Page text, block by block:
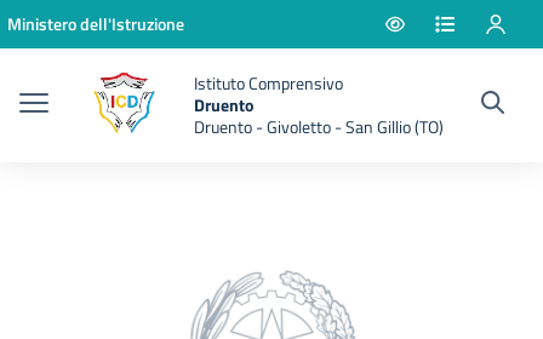
Vai ai contenuti
Vai al menu di navigazione
Vai al footer
Ministero dell'Istruzione
Istituto Comprensivo
Druento
Druento - Givoletto - San Gillio (TO)